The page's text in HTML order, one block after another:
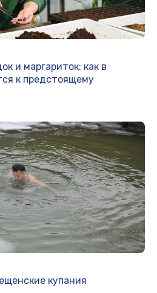
и маргариток: как в
к предстоящему
купания